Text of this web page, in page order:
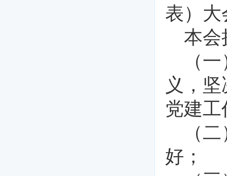
表）大
本会
（
义，
党建
（
好；